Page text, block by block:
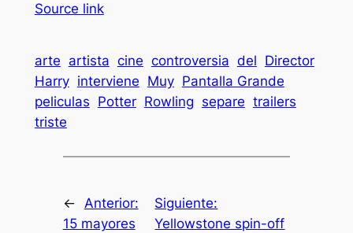
Source link
arte artista cine controversia del Director
Harry interviene Muy Pantalla Grande
peliculas Potter Rowling separe trailers
triste
← Anterior:
15 mayores
Siguiente:
Yellowstone spin-off